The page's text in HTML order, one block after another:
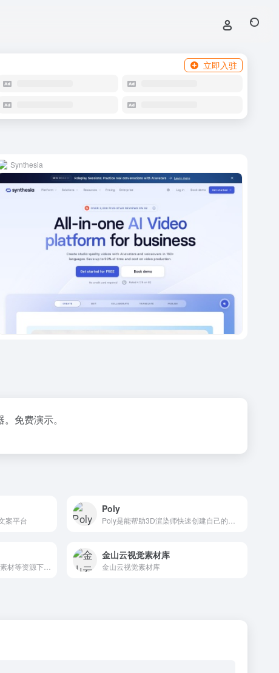
立即入驻
Synthesia
免费演示。
案平台
Poly
金山云视觉素材库
金山云视觉素材库